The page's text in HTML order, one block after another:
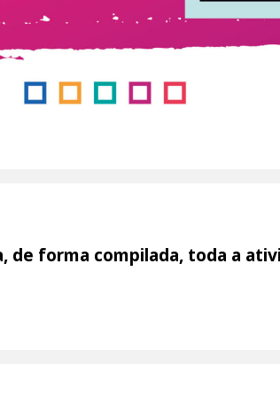
de forma compilada, toda a